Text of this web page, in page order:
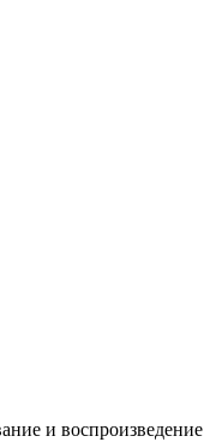
и воспроизведение